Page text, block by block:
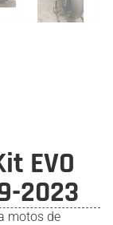
EVO
2023
motos de